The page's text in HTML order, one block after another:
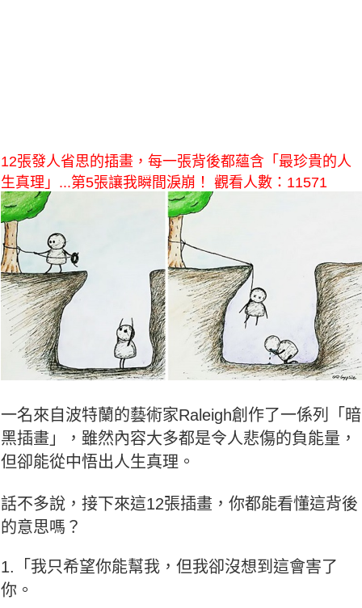
12張發人省思的插畫，每一張背後都蘊含「最珍貴的人
生真理」...第5張讓我瞬間淚崩！ 觀看人數：11571
一名來自波特蘭的藝術家Raleigh創作了一係列「暗
黑插畫」，雖然內容大多都是令人悲傷的負能量，
但卻能從中悟出人生真理。
話不多說，接下來這12張插畫，你都能看懂這背後
的意思嗎？
1.「我只希望你能幫我，但我卻沒想到這會害了
你。